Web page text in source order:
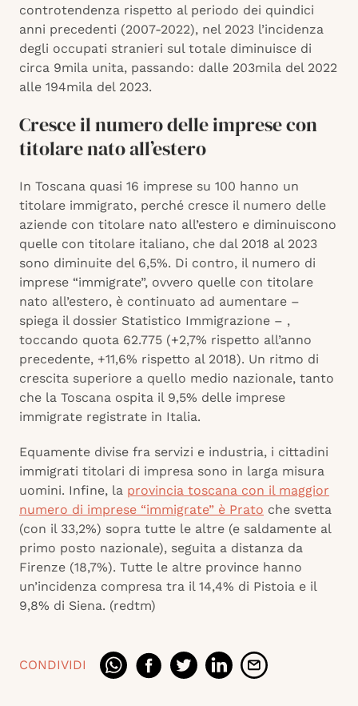
controtendenza rispetto al periodo dei quindici
anni precedenti (2007-2022), nel 2023 l’incidenza
degli occupati stranieri sul totale diminuisce di
circa 9mila unita, passando: dalle 203mila del 2022
alle 194mila del 2023.
Cresce il numero delle imprese con
titolare nato all’estero
In Toscana quasi 16 imprese su 100 hanno un
titolare immigrato, perché cresce il numero delle
aziende con titolare nato all’estero e diminuiscono
quelle con titolare italiano, che dal 2018 al 2023
sono diminuite del 6,5%. Di contro, il numero di
imprese “immigrate”, ovvero quelle con titolare
nato all’estero, è continuato ad aumentare –
spiega il dossier Statistico Immigrazione – ,
toccando quota 62.775 (+2,7% rispetto all’anno
precedente, +11,6% rispetto al 2018). Un ritmo di
crescita superiore a quello medio nazionale, tanto
che la Toscana ospita il 9,5% delle imprese
immigrate registrate in Italia.
Equamente divise fra servizi e industria, i cittadini
immigrati titolari di impresa sono in larga misura
uomini. Infine, la provincia toscana con il maggior
numero di imprese “immigrate” è Prato che svetta
(con il 33,2%) sopra tutte le altre (e saldamente al
primo posto nazionale), seguita a distanza da
Firenze (18,7%). Tutte le altre province hanno
un’incidenza compresa tra il 14,4% di Pistoia e il
9,8% di Siena. (redtm)
CONDIVIDI